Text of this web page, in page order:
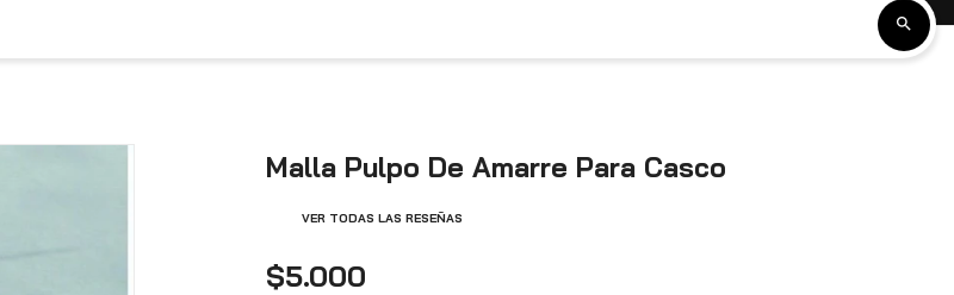
Malla Pulpo De Amarre Para Casco
VER TODAS LAS RESEÑAS
$5.000